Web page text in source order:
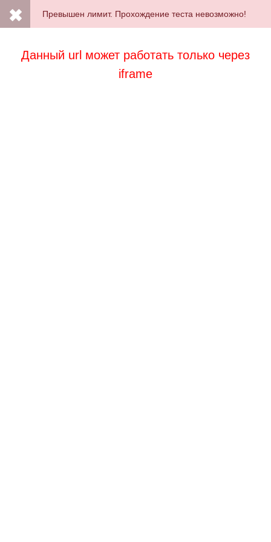
Превышен лимит. Прохождение теста невозможно!
Данный url может работать только через
iframe